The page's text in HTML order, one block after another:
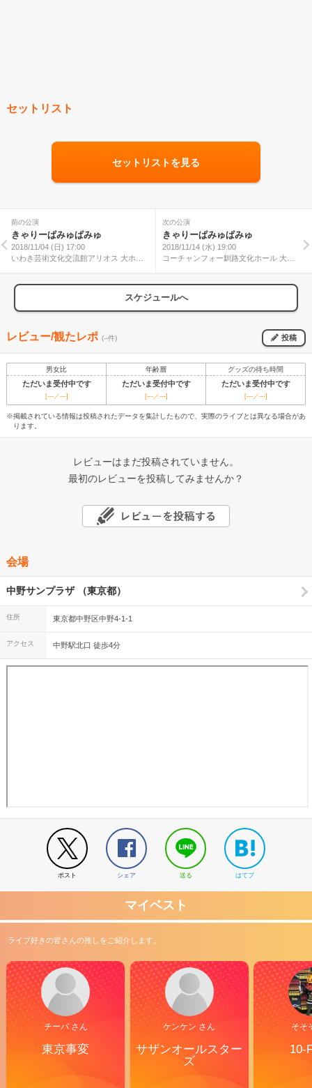
セットリスト
セットリストを見る
前の公演
きゃりーぱみゅぱみゅ
2018/11/04 (日) 17:00
いわき芸術文化交流館アリオス 大ホー
次の公演
きゃりーぱみゅぱみゅ
2018/11/14 (水) 19:00
コーチャンフォー釧路文化ホール 大ホ
スケジュールへ
レビュー/観たレポ (--件) 投稿
男女比 年齢層 グッズの待ち時間
ただいま受付中です ただいま受付中です ただいま受付中です
[---／---] [---／---] [---／---]
※掲載されている情報は投稿されたデータを集計したもので、実際のライブとは異なる場合があ
ります。
レビューはまだ投稿されていません。
最初のレビューを投稿してみませんか？
会場
中野サンプラザ （東京都）
住所 東京都中野区中野4-1-1
アクセス 中野駅北口 徒歩4分
ポスト シェア 送る はてブ
マイベスト
ライブ好きの皆さんの推しをご紹介します。
チーバ さん
東京事変
ケンケン さん
サザンオールスター
ズ
そそ
10-